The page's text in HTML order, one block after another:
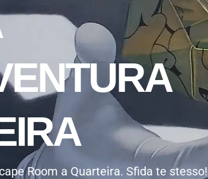
Room a Quarteira. Sfida te stesso!